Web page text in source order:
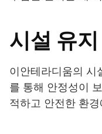
시설 유
이안테라디움의 시
를 통해 안정성이
적하고 안전한 환